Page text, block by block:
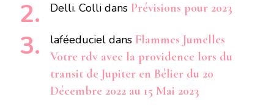
Delli. Colli dans Prévisions pour 2023
laféeduciel dans Flammes Jumelles
Votre rdv avec la providence lors du
transit de Jupiter en Bélier du 20
Décembre 2022 au 15 Mai 2023